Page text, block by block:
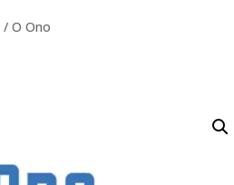
/ O Ono